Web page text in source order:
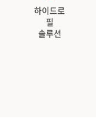
하이드로
필
솔루션